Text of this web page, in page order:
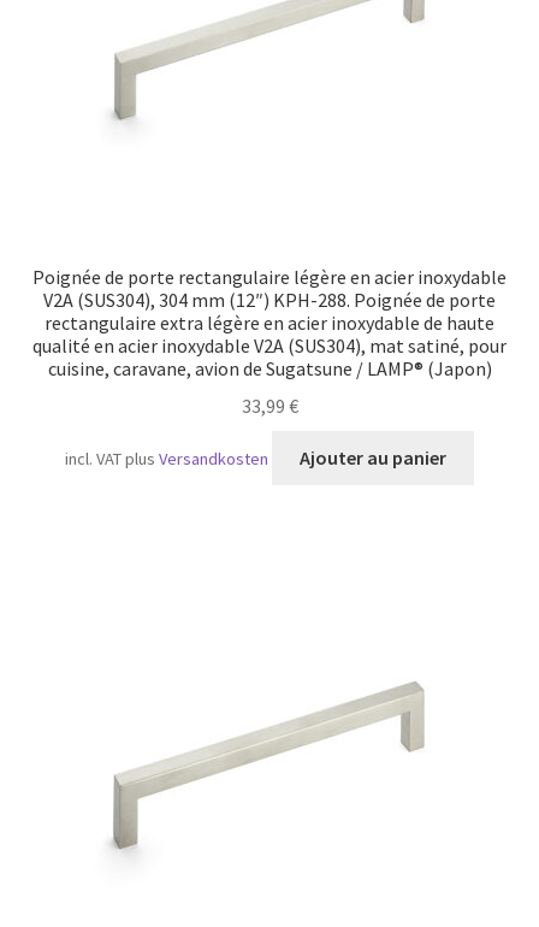
Poignée de porte rectangulaire légère en acier inoxydable
V2A (SUS304), 304 mm (12″) KPH-288. Poignée de porte
rectangulaire extra légère en acier inoxydable de haute
qualité en acier inoxydable V2A (SUS304), mat satiné, pour
cuisine, caravane, avion de Sugatsune / LAMP® (Japon)
33,99 €
incl. VATplusVersandkosten Ajouter au panier